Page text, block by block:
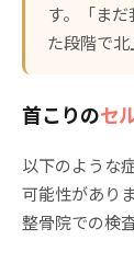
す。「ま
た段階で北
首こりのセ
以下のような
可能性があり
整骨院での検